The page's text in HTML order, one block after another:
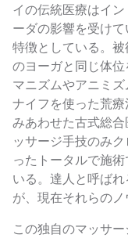
イの伝統医療はイ
ーダの影響を受け
特徴としている。
のヨーガと同じ体
マニズムやアニミ
ナイフを使った荒
みあわせた古式総
ッサージ手技のみ
ったトータルで施
いる。達人と呼ば
が、現在それらのノ
この独自のマッサ